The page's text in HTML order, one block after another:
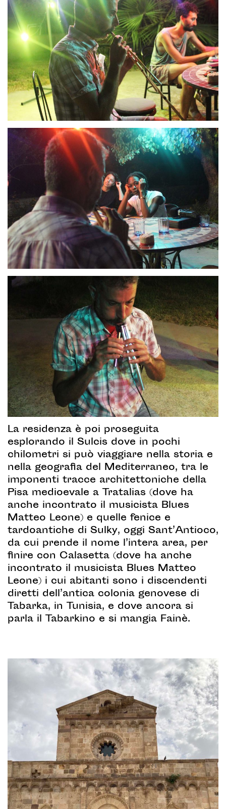
La residenza è poi proseguita
esplorando il Sulcis dove in pochi
chilometri si può viaggiare nella storia e
nella geografia del Mediterraneo, tra le
imponenti tracce architettoniche della
Pisa medioevale a Tratalias (dove ha
anche incontrato il musicista Blues
Matteo Leone) e quelle fenice e
tardoantiche di Sulky, oggi Sant’Antioco,
da cui prende il nome l’intera area, per
finire con Calasetta (dove ha anche
incontrato il musicista Blues Matteo
Leone) i cui abitanti sono i discendenti
diretti dell’antica colonia genovese di
Tabarka, in Tunisia, e dove ancora si
parla il Tabarkino e si mangia Fainè.